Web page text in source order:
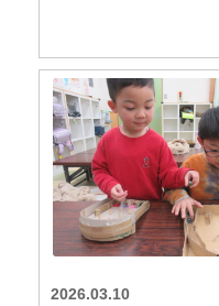
2026.03.10